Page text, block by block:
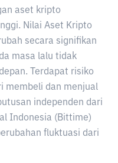
aset kripto
Nilai Aset Kripto
secara signifikan
masa lalu tidak
Terdapat risiko
membeli dan menjual
independen dari
Indonesia (Bittime)
fluktuasi dari